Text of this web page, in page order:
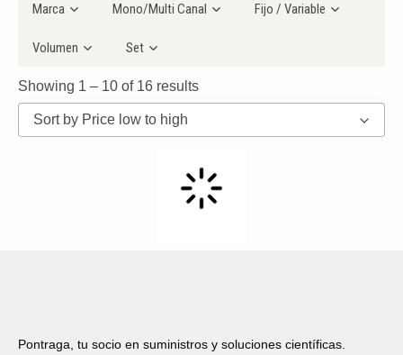
Marca Mono/Multi Canal Fijo / Variable
Volumen Set
Showing 1 – 10 of 16 results
Sort by Price low to high
Pontraga, tu socio en suministros y soluciones científicas.